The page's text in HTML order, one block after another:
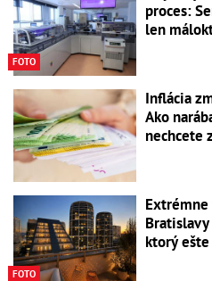
FOTO
proces:
len
Inflácia
Ako
nechcete
FOTO
ktorý